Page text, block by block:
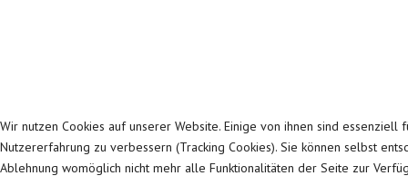
Wir nutzen Cookies auf unserer Website. Einige von ihnen sind
Nutzererfahrung zu verbessern (Tracking Cookies). Sie können selbst
Ablehnung womöglich nicht mehr alle Funktionalitäten der Seite zur